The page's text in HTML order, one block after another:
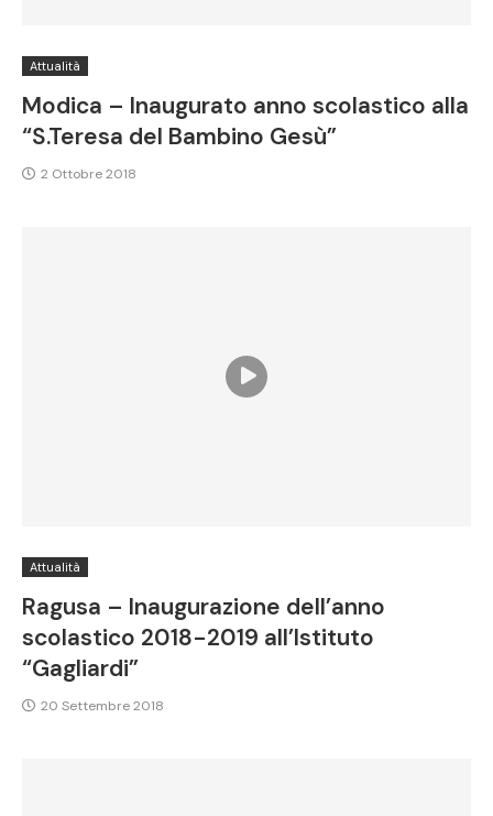
Attualità
Modica – Inaugurato anno scolastico alla
“S.Teresa del Bambino Gesù”
2 Ottobre 2018
Attualità
Ragusa – Inaugurazione dell’anno
scolastico 2018-2019 all’Istituto
“Gagliardi”
20 Settembre 2018